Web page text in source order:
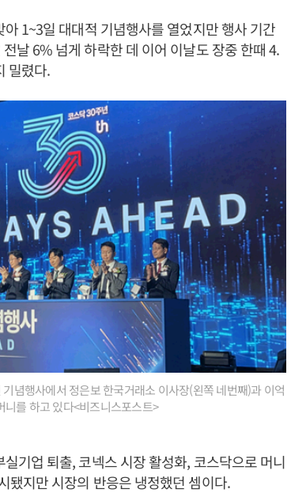
1~3일 대대적 기념행사를 열었지만 행사 기간
날 6% 넘게 하락한 데 이어 이날도 장중 한때 4.
밀렸다.
념행사에서 정은보 한국거래소 이사장(왼쪽 네번째)과 이억
를 하고 있다<비즈니스포스트>
기업 퇴출, 코넥스 시장 활성화, 코스닥으로 머니
됐지만 시장의 반응은 냉정했던 셈이다.